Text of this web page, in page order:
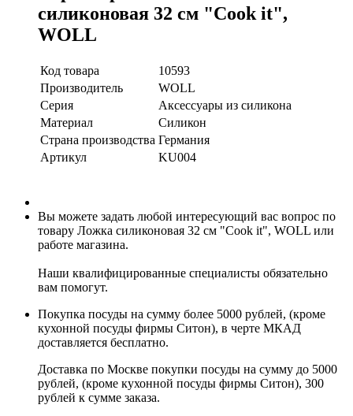
силиконовая 32 см "Cook it",
WOLL
Код товара
10593
Производитель
WOLL
Серия
Аксессуары из силикона
Материал
Силикон
Страна производства Германия
Артикул
KU004
Вы можете задать любой интересующий вас вопрос по
товару Ложка силиконовая 32 см "Cook it", WOLL или
работе магазина.
Наши квалифицированные специалисты обязательно
вам помогут.
Покупка посуды на сумму более 5000 рублей, (кроме
кухонной посуды фирмы Ситон), в черте МКАД
доставляется бесплатно.
Доставка по Москве покупки посуды на сумму до 5000
рублей, (кроме кухонной посуды фирмы Ситон), 300
рублей к сумме заказа.